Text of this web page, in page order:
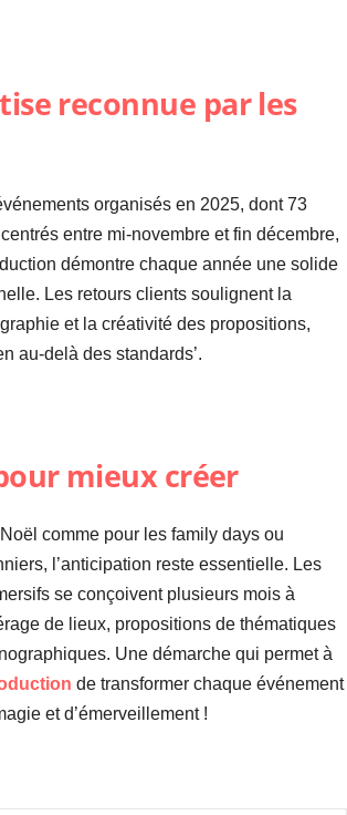
reconnue par les
organisés en 2025, dont 73
entre mi-novembre et fin décembre,
démontre chaque année une solide
Les retours clients soulignent la
et la créativité des propositions,
au-delà des standards’.
mieux créer
comme pour les family days ou
l’anticipation reste essentielle. Les
se conçoivent plusieurs mois à
de lieux, propositions de thématiques
Une démarche qui permet à
de transformer chaque événement
et d’émerveillement !